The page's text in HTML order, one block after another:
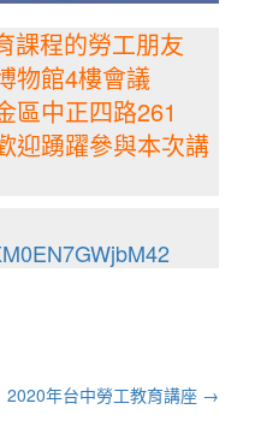
課程的勞工朋友
物館4樓會議
區中正四路261
迎踴躍參與本次講
2020年台中勞工教育講座 →